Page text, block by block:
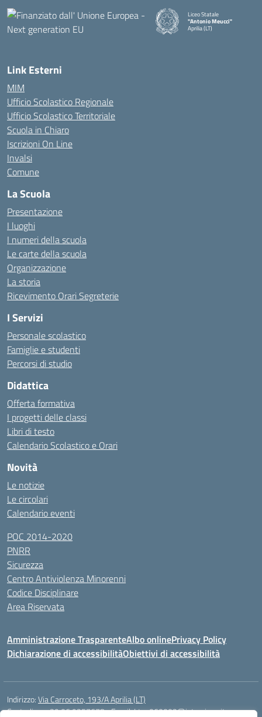
Liceo Statale
"Antonio Meucci"
Aprilia (LT)
Link Esterni
MIM
Ufficio Scolastico Regionale
Ufficio Scolastico Territoriale
Scuola in Chiaro
Iscrizioni On Line
Invalsi
Comune
La Scuola
Presentazione
I luoghi
I numeri della scuola
Le carte della scuola
Organizzazione
La storia
Ricevimento Orari Segreterie
I Servizi
Personale scolastico
Famiglie e studenti
Percorsi di studio
Didattica
Offerta formativa
I progetti delle classi
Libri di testo
Calendario Scolastico e Orari
Novità
Le notizie
Le circolari
Calendario eventi
POC 2014-2020
PNRR
Sicurezza
Centro Antiviolenza Minorenni
Codice Disciplinare
Area Riservata
Amministrazione TrasparenteAlbo onlinePrivacy Policy
Dichiarazione di accessibilitàObiettivi di accessibilità
Indirizzo:Via Carroceto, 193/A Aprilia (LT)
Centralino:+39 06 9257678 Email:Ltps060002@istruzione.it